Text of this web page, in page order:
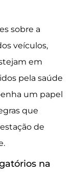
sobre a
veículos,
em
pela saúde
um papel
que
de
na